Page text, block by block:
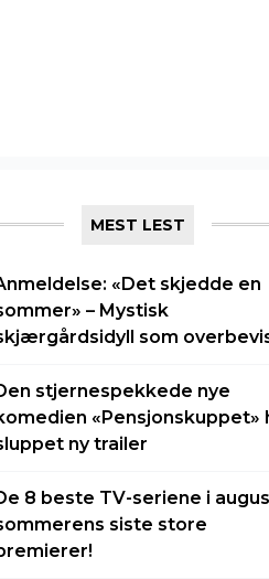
MEST LEST
«Det skjedde en
– Mystisk
som
stjernespekkede nye
«Pensjonskuppet»
ny trailer
8 beste TV-seriene i
siste store